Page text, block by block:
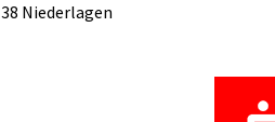
38 Niederlagen